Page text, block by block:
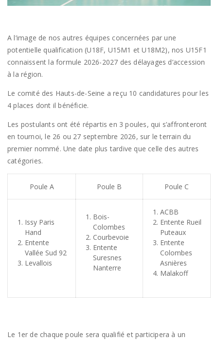
A l’image de nos autres équipes concernées par une
potentielle qualification (U18F, U15M1 et U18M2), nos U15F1
connaissent la formule 2026-2027 des délayages d’accession
à la région.
Le comité des Hauts-de-Seine a reçu 10 candidatures pour les
4 places dont il bénéficie.
Les postulants ont été répartis en 3 poules, qui s’affronteront
en tournoi, le 26 ou 27 septembre 2026, sur le terrain du
premier nommé. Une date plus tardive que celle des autres
catégories.
Poule A Poule B Poule C
Issy Paris
Hand
Entente
Vallée Sud 92
Levallois
Bois-
Colombes
Courbevoie
Entente
Suresnes
Nanterre
ACBB
Entente Rueil
Puteaux
Entente
Colombes
Asnières
Malakoff
Le 1er de chaque poule sera qualifié et participera à un